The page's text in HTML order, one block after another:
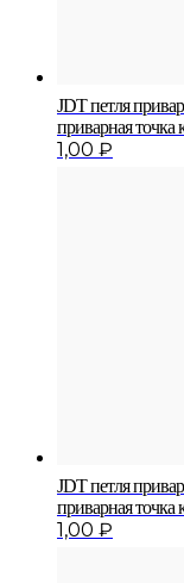
JDT петля
приварная точка
1,00 ₽
JDT петля
приварная точка
1,00 ₽